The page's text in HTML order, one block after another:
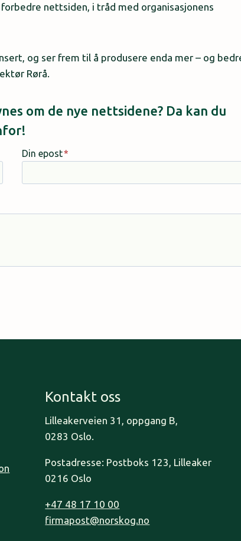
nettsiden, i tråd med organisasjonens
og ser frem til å produsere enda mer – og
Rørå.
om de nye nettsidene? Da kan du
Din epost*
Kontakt oss
Lilleakerveien 31, oppgang B,
0283 Oslo.
Postadresse: Postboks 123, Lilleaker
0216 Oslo
+47 48 17 10 00
firmapost@norskog.no